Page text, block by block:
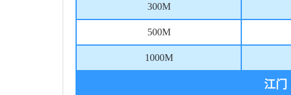
300M
500M
1000M
江门